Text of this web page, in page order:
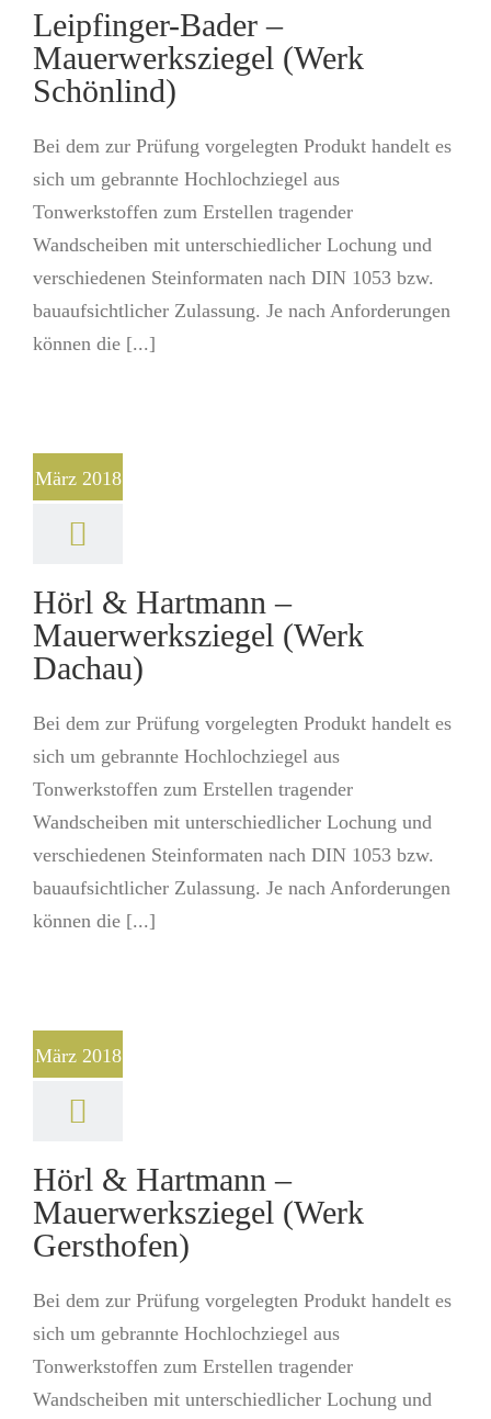
Leipfinger-Bader –
Mauerwerksziegel (Werk
Schönlind)
Bei dem zur Prüfung vorgelegten Produkt handelt es
sich um gebrannte Hochlochziegel aus
Tonwerkstoffen zum Erstellen tragender
Wandscheiben mit unterschiedlicher Lochung und
verschiedenen Steinformaten nach DIN 1053 bzw.
bauaufsichtlicher Zulassung. Je nach Anforderungen
können die [...]
März 2018
Hörl & Hartmann –
Mauerwerksziegel (Werk
Dachau)
Bei dem zur Prüfung vorgelegten Produkt handelt es
sich um gebrannte Hochlochziegel aus
Tonwerkstoffen zum Erstellen tragender
Wandscheiben mit unterschiedlicher Lochung und
verschiedenen Steinformaten nach DIN 1053 bzw.
bauaufsichtlicher Zulassung. Je nach Anforderungen
können die [...]
März 2018
Hörl & Hartmann –
Mauerwerksziegel (Werk
Gersthofen)
Bei dem zur Prüfung vorgelegten Produkt handelt es
sich um gebrannte Hochlochziegel aus
Tonwerkstoffen zum Erstellen tragender
Wandscheiben mit unterschiedlicher Lochung und